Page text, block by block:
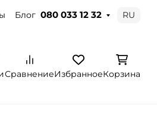
Блог 080 033 12 32 RU
СравнениеИзбранноеКорзина